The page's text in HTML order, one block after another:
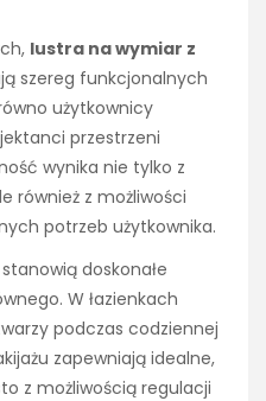
lustra na wymiar z
szereg funkcjonalnych
użytkownicy
przestrzeni
wynika nie tylko z
również z możliwości
potrzeb użytkownika.
doskonałe
W łazienkach
podczas codziennej
zapewniają idealne,
z możliwością regulacji